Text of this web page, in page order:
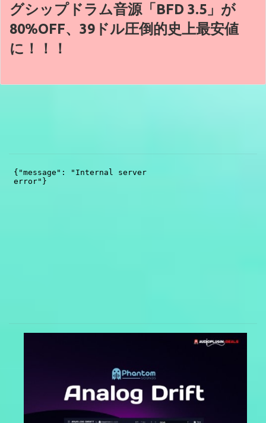
グシップドラム音源「BFD 3.5」が
80%OFF、39ドル圧倒的史上最安値
に！！！